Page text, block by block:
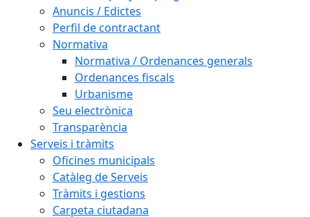
Anuncis / Edictes
Perfil de contractant
Normativa
Normativa / Ordenances generals
Ordenances fiscals
Urbanisme
Seu electrònica
Transparència
Serveis i tràmits
Oficines municipals
Catàleg de Serveis
Tràmits i gestions
Carpeta ciutadana